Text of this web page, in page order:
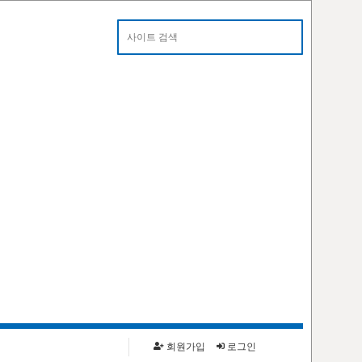
카톡으로 대란 알림 받으세요!
회원가입 로그인